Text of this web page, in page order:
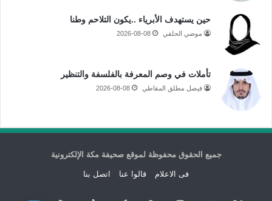
حين يستهدف الأبرياء ..يكون التلاحم وطنا
موضي الحلفي 2026-08-08
تأملات في وصم المعرفة بالفلسفة والتنظير
فيصل مطلق المقاطي 2026-08-08
جميع الحقوق محفوظة لموقع صحيفة مكة الإلكترونية
فى الاعلام قالوا عنا اتصل بنا